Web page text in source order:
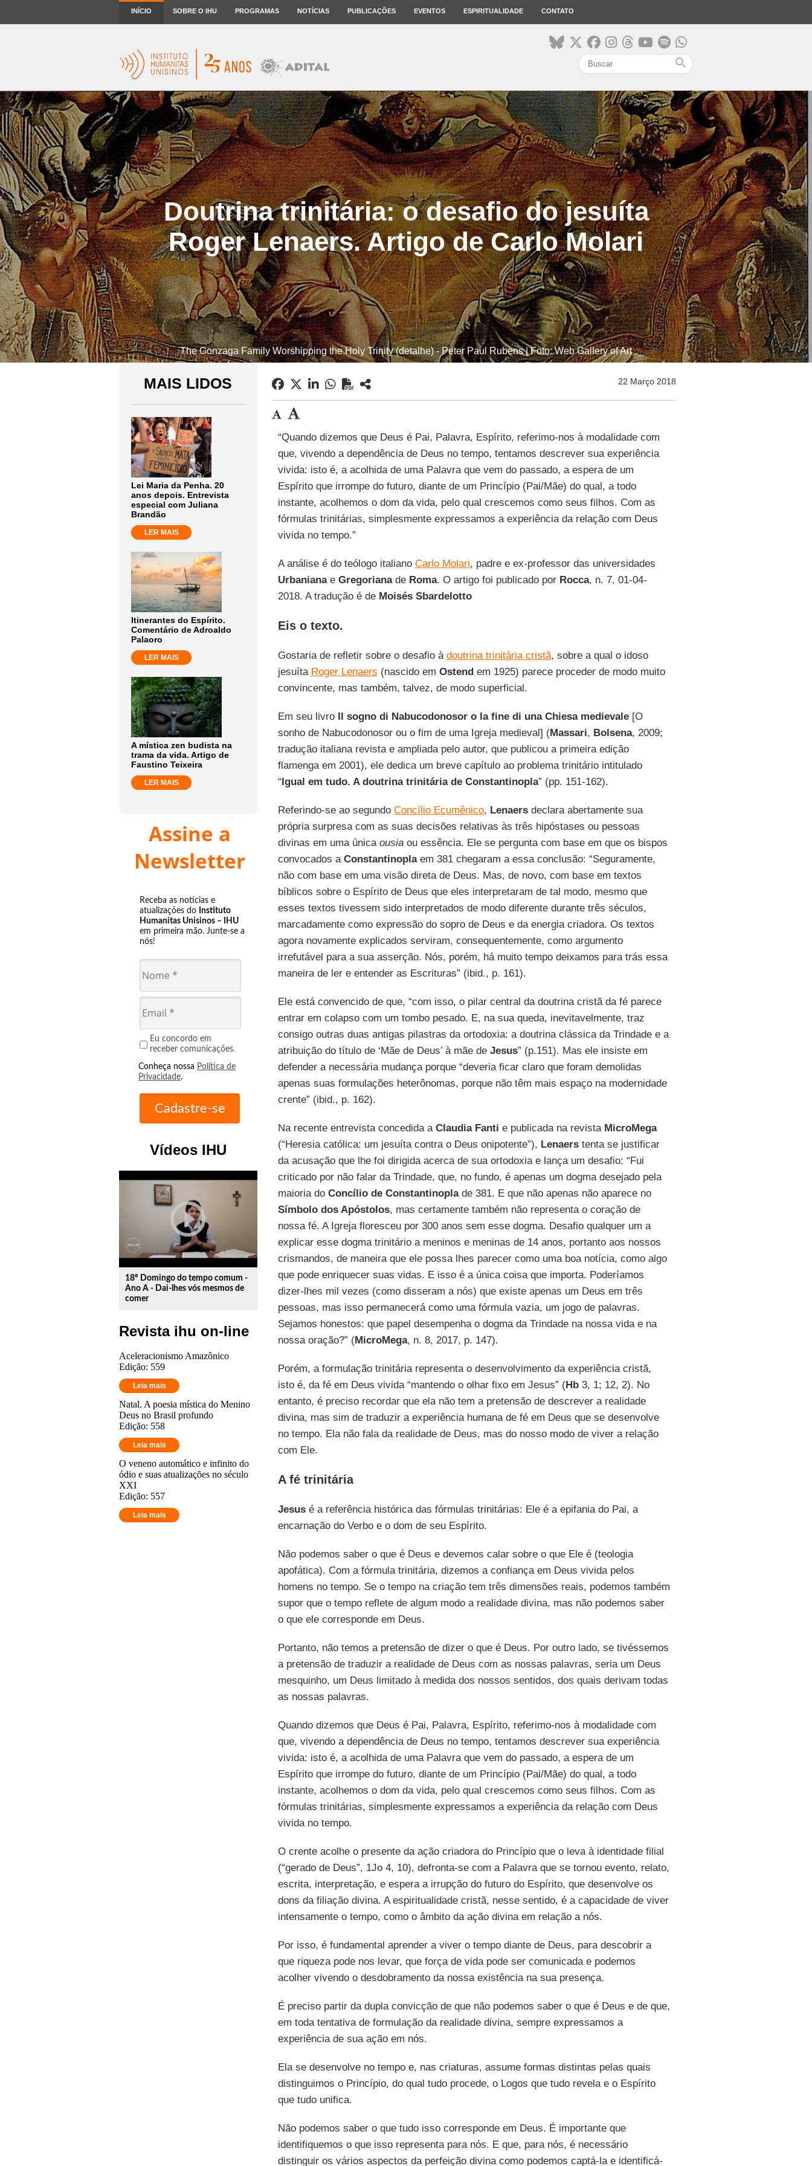
INÍCIO SOBRE O IHU PROGRAMAS NOTÍCIAS PUBLICAÇÕES EVENTOS ESPIRITUALIDADE CONTATO
search
Doutrina trinitária: o desafio do jesuíta
Roger Lenaers. Artigo de Carlo Molari
The Gonzaga Family Worshipping the Holy Trinity (detalhe) - Peter Paul Rubens | Foto: Web Gallery of Art
MAIS LIDOS
Lei Maria da Penha. 20
anos depois. Entrevista
especial com Juliana
Brandão
LER MAIS
Itinerantes do Espírito.
Comentário de Adroaldo
Palaoro
LER MAIS
A mística zen budista na
trama da vida. Artigo de
Faustino Teixeira
LER MAIS
Assine a
Newsletter
Receba as notícias e
atualizações do Instituto
Humanitas Unisinos – IHU
em primeira mão. Junte-se a
nós!
Eu concordo em
receber comunicações.
Conheça nossa Política de
Privacidade.
Vídeos IHU
play_circle_outline
18º Domingo do tempo comum -
Ano A - Dai-lhes vós mesmos de
comer
Revista ihu on-line
Aceleracionismo Amazônico
Edição: 559
Leia mais
Natal. A poesia mística do Menino
Deus no Brasil profundo
Edição: 558
Leia mais
O veneno automático e infinito do
ódio e suas atualizações no século
XXI
Edição: 557
Leia mais
22 Março 2018
“Quando dizemos que Deus é Pai, Palavra, Espírito, referimo-nos à modalidade com
que, vivendo a dependência de Deus no tempo, tentamos descrever sua experiência
vivida: isto é, a acolhida de uma Palavra que vem do passado, a espera de um
Espírito que irrompe do futuro, diante de um Princípio (Pai/Mãe) do qual, a todo
instante, acolhemos o dom da vida, pelo qual crescemos como seus filhos. Com as
fórmulas trinitárias, simplesmente expressamos a experiência da relação com Deus
vivida no tempo.”
A análise é do teólogo italiano Carlo Molari, padre e ex-professor das universidades
Urbanianae Gregorianade Roma. O artigo foi publicado por Rocca, n. 7, 01-04-
2018. A tradução é de Moisés Sbardelotto
Eis o texto.
Gostaria de refletir sobre o desafio à doutrina trinitária cristã, sobre a qual o idoso
jesuíta Roger Lenaers (nascido em Ostendem 1925) parece proceder de modo muito
convincente, mas também, talvez, de modo superficial.
Em seu livro Il sogno di Nabucodonosor o la fine di una Chiesa medievale[O
sonho de Nabucodonosor ou o fim de uma Igreja medieval] (Massari, Bolsena, 2009;
tradução italiana revista e ampliada pelo autor, que publicou a primeira edição
flamenga em 2001), ele dedica um breve capítulo ao problema trinitário intitulado
“Igual em tudo. A doutrina trinitária de Constantinopla” (pp. 151-162).
Referindo-se ao segundo Concílio Ecumênico, Lenaersdeclara abertamente sua
própria surpresa com as suas decisões relativas às três hipóstases ou pessoas
divinas em uma única ousiaou essência. Ele se pergunta com base em que os bispos
convocados a Constantinoplaem 381 chegaram a essa conclusão: “Seguramente,
não com base em uma visão direta de Deus. Mas, de novo, com base em textos
bíblicos sobre o Espírito de Deus que eles interpretaram de tal modo, mesmo que
esses textos tivessem sido interpretados de modo diferente durante três séculos,
marcadamente como expressão do sopro de Deus e da energia criadora. Os textos
agora novamente explicados serviram, consequentemente, como argumento
irrefutável para a sua asserção. Nós, porém, há muito tempo deixamos para trás essa
maneira de ler e entender as Escrituras” (ibid., p. 161).
Ele está convencido de que, “com isso, o pilar central da doutrina cristã da fé parece
entrar em colapso com um tombo pesado. E, na sua queda, inevitavelmente, traz
consigo outras duas antigas pilastras da ortodoxia: a doutrina clássica da Trindade e a
atribuição do título de ‘Mãe de Deus’ à mãe de Jesus” (p.151). Mas ele insiste em
defender a necessária mudança porque “deveria ficar claro que foram demolidas
apenas suas formulações heterônomas, porque não têm mais espaço na modernidade
crente” (ibid., p. 162).
Na recente entrevista concedida a Claudia Fanti e publicada na revista MicroMega
(“Heresia católica: um jesuíta contra o Deus onipotente”), Lenaerstenta se justificar
da acusação que lhe foi dirigida acerca de sua ortodoxia e lança um desafio: “Fui
criticado por não falar da Trindade, que, no fundo, é apenas um dogma desejado pela
maioria do Concílio de Constantinoplade 381. E que não apenas não aparece no
Símbolo dos Apóstolos, mas certamente também não representa o coração de
nossa fé. A Igreja floresceu por 300 anos sem esse dogma. Desafio qualquer um a
explicar esse dogma trinitário a meninos e meninas de 14 anos, portanto aos nossos
crismandos, de maneira que ele possa lhes parecer como uma boa notícia, como algo
que pode enriquecer suas vidas. E isso é a única coisa que importa. Poderíamos
dizer-lhes mil vezes (como disseram a nós) que existe apenas um Deus em três
pessoas, mas isso permanecerá como uma fórmula vazia, um jogo de palavras.
Sejamos honestos: que papel desempenha o dogma da Trindade na nossa vida e na
nossa oração?” (MicroMega, n. 8, 2017, p. 147).
Porém, a formulação trinitária representa o desenvolvimento da experiência cristã,
isto é, da fé em Deus vivida “mantendo o olhar fixo em Jesus” (Hb3, 1; 12, 2). No
entanto, é preciso recordar que ela não tem a pretensão de descrever a realidade
divina, mas sim de traduzir a experiência humana de fé em Deus que se desenvolve
no tempo. Ela não fala da realidade de Deus, mas do nosso modo de viver a relação
com Ele.
A fé trinitária
Jesusé a referência histórica das fórmulas trinitárias: Ele é a epifania do Pai, a
encarnação do Verbo e o dom de seu Espírito.
Não podemos saber o que é Deus e devemos calar sobre o que Ele é (teologia
apofática). Com a fórmula trinitária, dizemos a confiança em Deus vivida pelos
homens no tempo. Se o tempo na criação tem três dimensões reais, podemos também
supor que o tempo reflete de algum modo a realidade divina, mas não podemos saber
o que ele corresponde em Deus.
Portanto, não temos a pretensão de dizer o que é Deus. Por outro lado, se tivéssemos
a pretensão de traduzir a realidade de Deus com as nossas palavras, seria um Deus
mesquinho, um Deus limitado à medida dos nossos sentidos, dos quais derivam todas
as nossas palavras.
Quando dizemos que Deus é Pai, Palavra, Espírito, referimo-nos à modalidade com
que, vivendo a dependência de Deus no tempo, tentamos descrever sua experiência
vivida: isto é, a acolhida de uma Palavra que vem do passado, a espera de um
Espírito que irrompe do futuro, diante de um Princípio (Pai/Mãe) do qual, a todo
instante, acolhemos o dom da vida, pelo qual crescemos como seus filhos. Com as
fórmulas trinitárias, simplesmente expressamos a experiência da relação com Deus
vivida no tempo.
O crente acolhe o presente da ação criadora do Princípio que o leva à identidade filial
(“gerado de Deus”, 1Jo 4, 10), defronta-se com a Palavra que se tornou evento, relato,
escrita, interpretação, e espera a irrupção do futuro do Espírito, que desenvolve os
dons da filiação divina. A espiritualidade cristã, nesse sentido, é a capacidade de viver
intensamente o tempo, como o âmbito da ação divina em relação a nós.
Por isso, é fundamental aprender a viver o tempo diante de Deus, para descobrir a
que riqueza pode nos levar, que força de vida pode ser comunicada e podemos
acolher vivendo o desdobramento da nossa existência na sua presença.
É preciso partir da dupla convicção de que não podemos saber o que é Deus e de que,
em toda tentativa de formulação da realidade divina, sempre expressamos a
experiência de sua ação em nós.
Ela se desenvolve no tempo e, nas criaturas, assume formas distintas pelas quais
distinguimos o Princípio, do qual tudo procede, o Logos que tudo revela e o Espírito
que tudo unifica.
Não podemos saber o que tudo isso corresponde em Deus. É importante que
identifiquemos o que isso representa para nós. E que, para nós, é necessário
distinguir os vários aspectos da perfeição divina como podemos captá-la e identificá-